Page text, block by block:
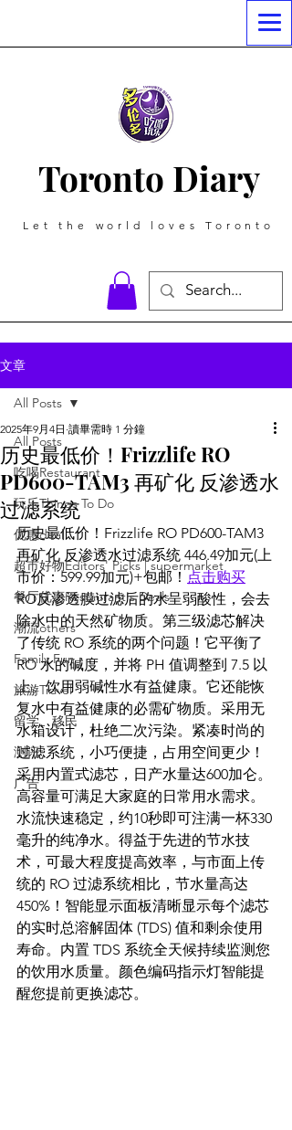
Toronto Diary
Let the world loves Toronto
文章
All Posts
吃喝Restaurant
玩乐Things To Do
优惠deal
超市好物Editors' Picks | supermarket
餐厅优惠Restaurant's Deals
潮流others
Family Fun
旅游Travel
留学、移民
测评
广告
All Posts
历史最低价！Frizzlife RO
PD600-TAM3 再矿化 反渗透水
过滤系统
2025年9月4日 讀畢需時 1 分鐘
历史最低价！Frizzlife RO PD600-TAM3
再矿化 反渗透水过滤系统 446.49加元(上
市价：599.99加元)+包邮！ 点击购买
RO反渗透膜过滤后的水呈弱酸性，会去
除水中的天然矿物质。第三级滤芯解决
了传统 RO 系统的两个问题！它平衡了
RO 水的碱度，并将 PH 值调整到 7.5 以
上。饮用弱碱性水有益健康。它还能恢
复水中有益健康的必需矿物质。采用无
水箱设计，杜绝二次污染。紧凑时尚的
过滤系统，小巧便捷，占用空间更少！
采用内置式滤芯，日产水量达600加仑。
高容量可满足大家庭的日常用水需求。
水流快速稳定，约10秒即可注满一杯330
毫升的纯净水。得益于先进的节水技
术，可最大程度提高效率，与市面上传
统的 RO 过滤系统相比，节水量高达
450%！智能显示面板清晰显示每个滤芯
的实时总溶解固体 (TDS) 值和剩余使用
寿命。内置 TDS 系统全天候持续监测您
的饮用水质量。颜色编码指示灯智能提
醒您提前更换滤芯。